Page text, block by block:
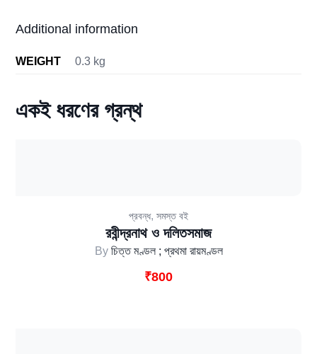
Additional information
WEIGHT 0.3 kg
একই ধরণের গ্রন্থ
প্রবন্ধ, সমস্ত বই
রবীন্দ্রনাথ ও দলিতসমাজ
By চিত্ত মণ্ডল ; প্রথমা রায়মণ্ডল
₹800